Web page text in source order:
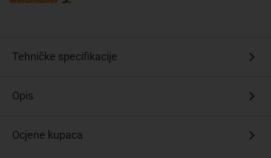
Tehničke specifikacije
Opis
Ocjene kupaca